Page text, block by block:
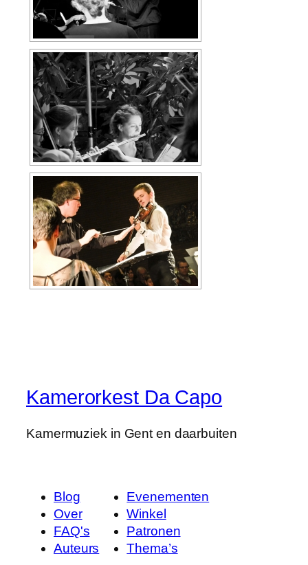
Kamerorkest Da Capo
Kamermuziek in Gent en daarbuiten
Blog
Over
FAQ's
Auteurs
Evenementen
Winkel
Patronen
Thema’s